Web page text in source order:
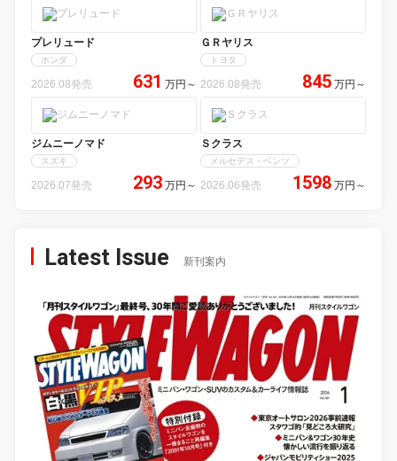
プレリュード
ホンダ
2026.08発売 631 万円 ～
ＧＲヤリス
トヨタ
2026.08発売 845 万円 ～
ジムニーノマド
スズキ
2026.07発売 293 万円 ～
Ｓクラス
メルセデス・ベンツ
2026.06発売 1598 万円 ～
Latest Issue 新刊案内